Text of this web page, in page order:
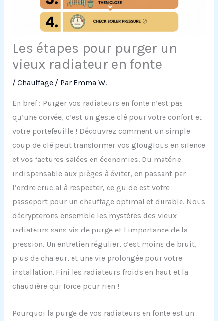
Les étapes pour purger un
vieux radiateur en fonte
/ Chauffage/ Par Emma W.
En bref : Purger vos radiateurs en fonte n’est pas
qu’une corvée, c’est un geste clé pour votre confort et
votre portefeuille ! Découvrez comment un simple
coup de clé peut transformer vos glouglous en silence
et vos factures salées en économies. Du matériel
indispensable aux pièges à éviter, en passant par
l’ordre crucial à respecter, ce guide est votre
passeport pour un chauffage optimal et durable. Nous
décrypterons ensemble les mystères des vieux
radiateurs sans vis de purge et l’importance de la
pression. Un entretien régulier, c’est moins de bruit,
plus de chaleur, et une vie prolongée pour votre
installation. Fini les radiateurs froids en haut et la
chaudière qui force pour rien !
Pourquoi la purge de vos radiateurs en fonte est un